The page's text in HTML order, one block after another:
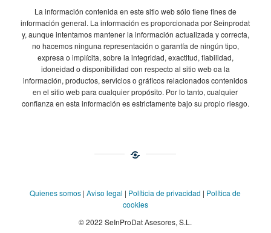
La información contenida en este sitio web sólo tiene fines de
información general. La información es proporcionada por Seinprodat
y, aunque intentamos mantener la información actualizada y correcta,
no hacemos ninguna representación o garantía de ningún tipo,
expresa o implícita, sobre la integridad, exactitud, fiabilidad,
idoneidad o disponibilidad con respecto al sitio web oa la
información, productos, servicios o gráficos relacionados contenidos
en el sitio web para cualquier propósito. Por lo tanto, cualquier
confianza en esta información es estrictamente bajo su propio riesgo.
Quienes somos |Aviso legal | Políticia de privacidad | Política de
cookies
© 2022 SeInProDat Asesores, S.L.